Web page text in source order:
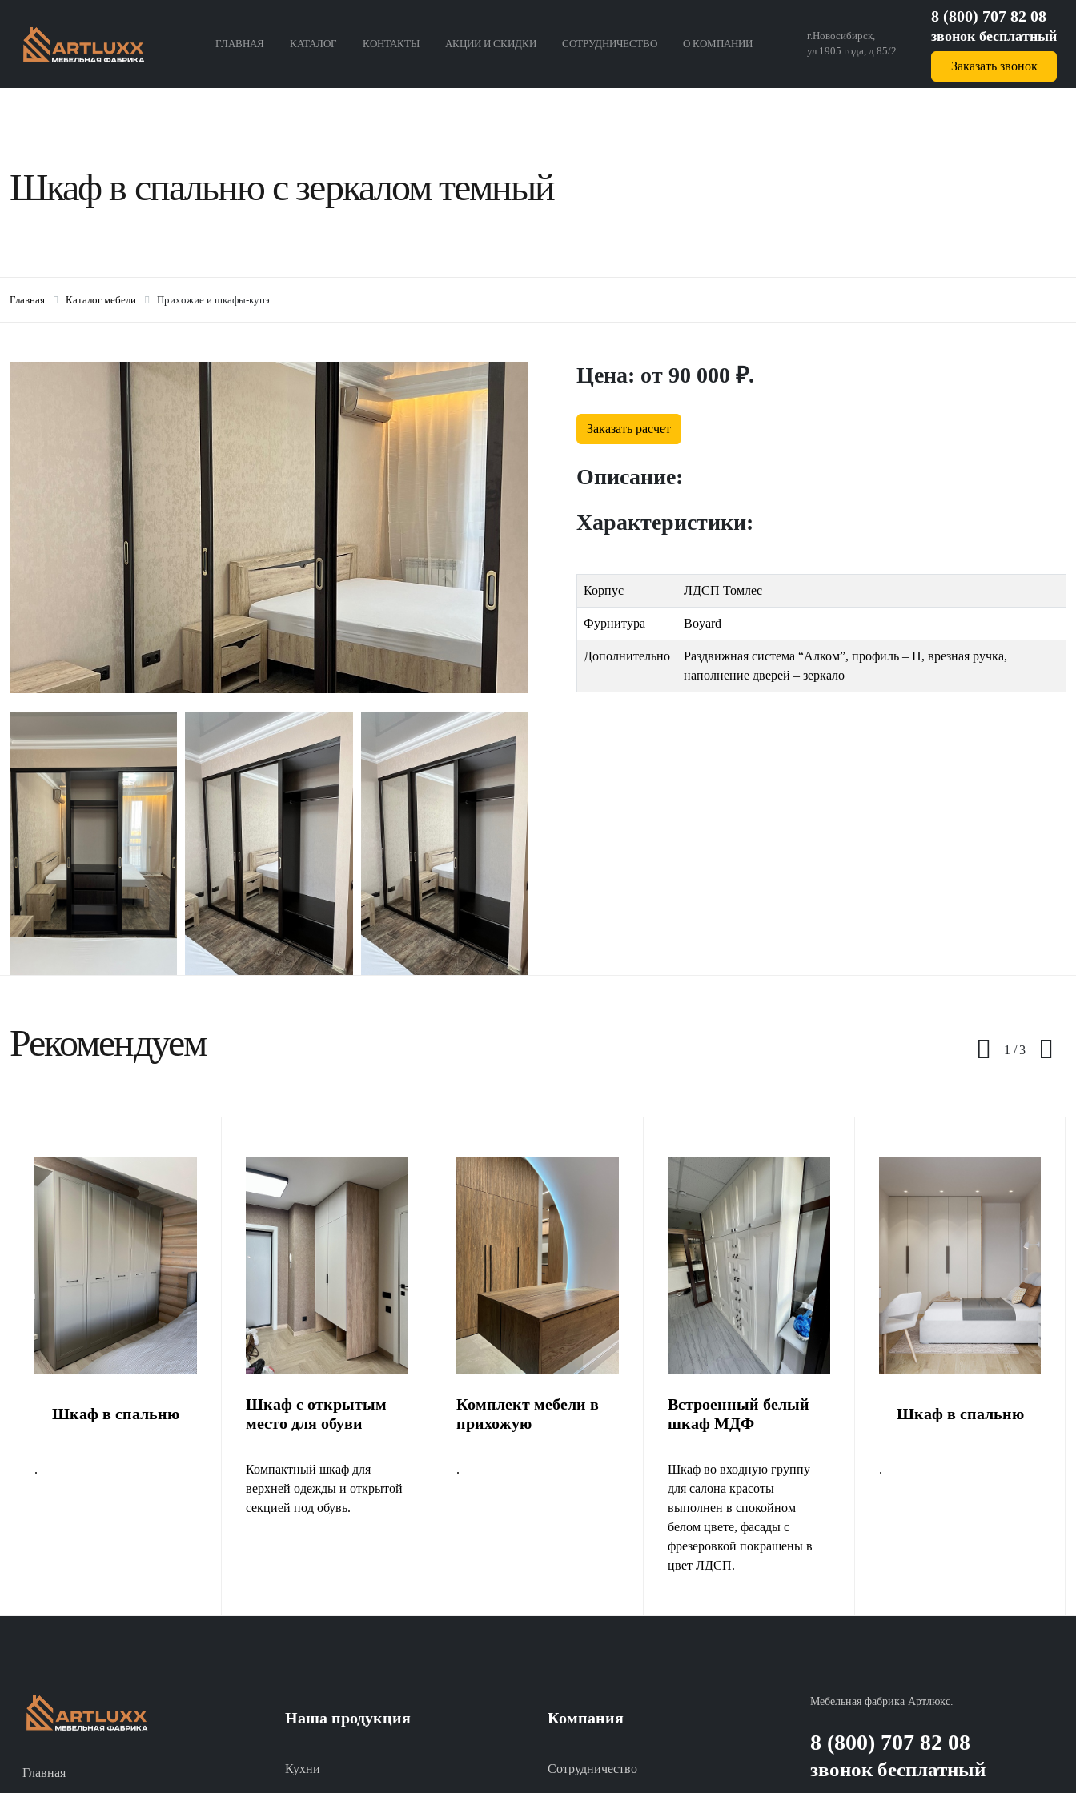
ГЛАВНАЯ КАТАЛОГ КОНТАКТЫ АКЦИИ И СКИДКИ СОТРУДНИЧЕСТВО О КОМПАНИИ
г.Новосибирск,
ул.1905 года, д.85/2.
8 (800) 707 82 08
звонок бесплатный
Заказать звонок
Шкаф в спальню с зеркалом темный
Главная Каталог мебели Прихожие и шкафы-купэ
Цена: от 90 000 ₽.
Заказать расчет
Описание:
Характеристики:
Корпус ЛДСП Томлес
Фурнитура Boyard
Дополнительно
Раздвижная система “Алком”, профиль – П, врезная ручка,
наполнение дверей – зеркало
Рекомендуем
Шкаф в спальню
.
Шкаф с открытым
место для обуви
Компактный шкаф для
верхней одежды и открытой
секцией под обувь.
Комплект мебели в
прихожую
.
Встроенный белый
шкаф МДФ
Шкаф во входную группу
для салона красоты
выполнен в спокойном
белом цвете, фасады с
фрезеровкой покрашены в
цвет ЛДСП.
Шкаф в спальню
.
Главная
Наша продукция
Кухни
Компания
Сотрудничество
Мебельная фабрика Артлюкс.
8 (800) 707 82 08
звонок бесплатный